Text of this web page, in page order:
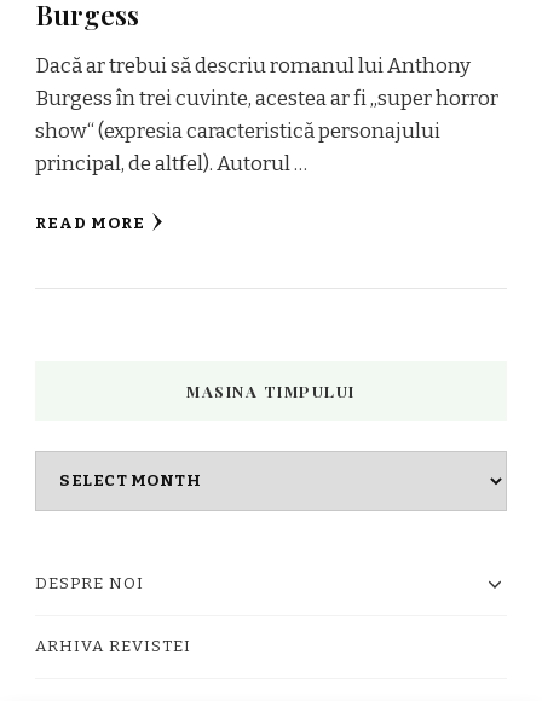
Burgess
Dacă ar trebui să descriu romanul lui Anthony
Burgess în trei cuvinte, acestea ar fi „super horror
show“ (expresia caracteristică personajului
principal, de altfel). Autorul …
READ MORE
MASINA TIMPULUI
DESPRE NOI
ARHIVA REVISTEI